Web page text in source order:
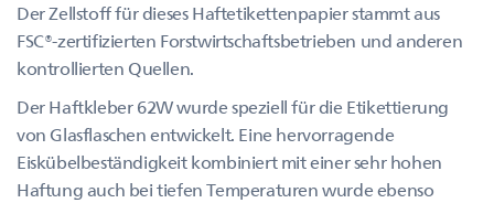
Der Zellstoff für dieses Haftetikettenpapier stammt aus
FSC®-zertifizierten Forstwirtschaftsbetrieben und anderen
kontrollierten Quellen.
Der Haftkleber 62W wurde speziell für die Etikettierung
von Glasflaschen entwickelt. Eine hervorragende
Eiskübelbeständigkeit kombiniert mit einer sehr hohen
Haftung auch bei tiefen Temperaturen wurde ebenso